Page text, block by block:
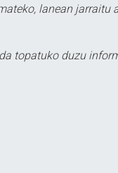
lanean jarraitu
topatuko duzu